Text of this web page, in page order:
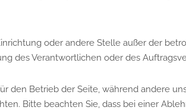
oder andere Stelle außer der
des Verantwortlichen oder des
den Betrieb der Seite, während andere
Bitte beachten Sie, dass bei einer